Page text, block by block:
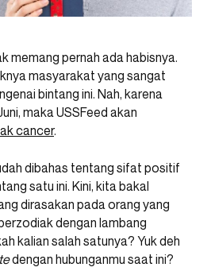
memang pernah ada habisnya.
masyarakat yang sangat
bintang ini. Nah, karena
maka USSFeed akan
cancer.
dibahas tentang sifat positif
satu ini. Kini, kita bakal
dirasakan pada orang yang
dengan lambang
kalian salah satunya? Yuk deh
dengan hubunganmu saat ini?